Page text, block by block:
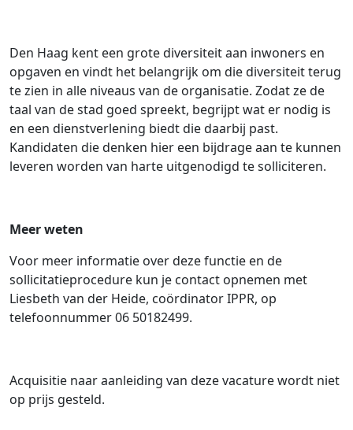
Den Haag kent een grote diversiteit aan inwoners en
opgaven en vindt het belangrijk om die diversiteit terug
te zien in alle niveaus van de organisatie. Zodat ze de
taal van de stad goed spreekt, begrijpt wat er nodig is
en een dienstverlening biedt die daarbij past.
Kandidaten die denken hier een bijdrage aan te kunnen
leveren worden van harte uitgenodigd te solliciteren.
Meer weten
Voor meer informatie over deze functie en de
sollicitatieprocedure kun je contact opnemen met
Liesbeth van der Heide, coördinator IPPR, op
telefoonnummer 06 50182499.
Acquisitie naar aanleiding van deze vacature wordt niet
op prijs gesteld.